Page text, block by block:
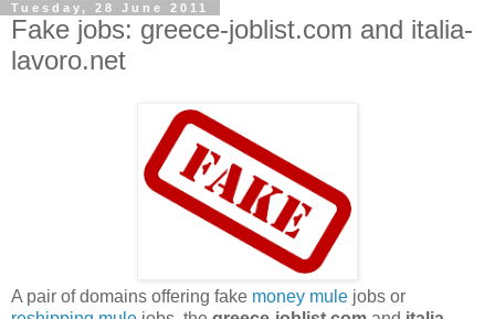
Tuesday, 28 June 2011
Fake jobs: greece-joblist.com and italia-
lavoro.net
A pair of domains offering fake money mule jobs or